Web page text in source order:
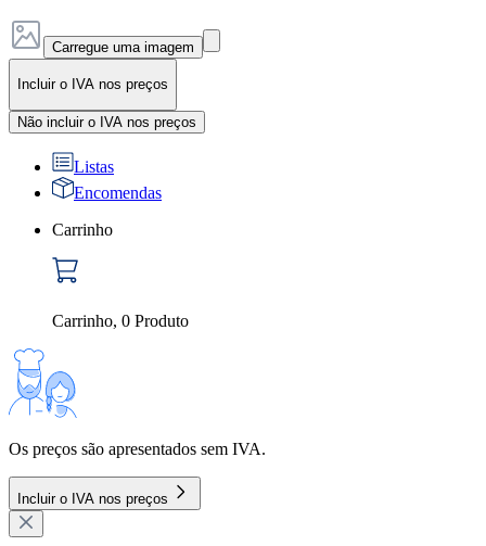
Carregue uma imagem
Incluir o IVA nos preços
Não incluir o IVA nos preços
Listas
Encomendas
Carrinho
Carrinho, 0 Produto
Os preços são apresentados sem IVA.
Incluir o IVA nos preços